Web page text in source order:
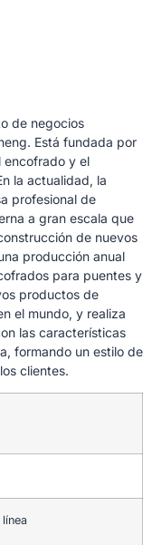
de negocios
Está fundada por
encofrado y el
la actualidad, la
profesional de
a gran escala que
de nuevos
producción anual
para puentes y
productos de
el mundo, y realiza
las características
formando un estilo de
clientes.